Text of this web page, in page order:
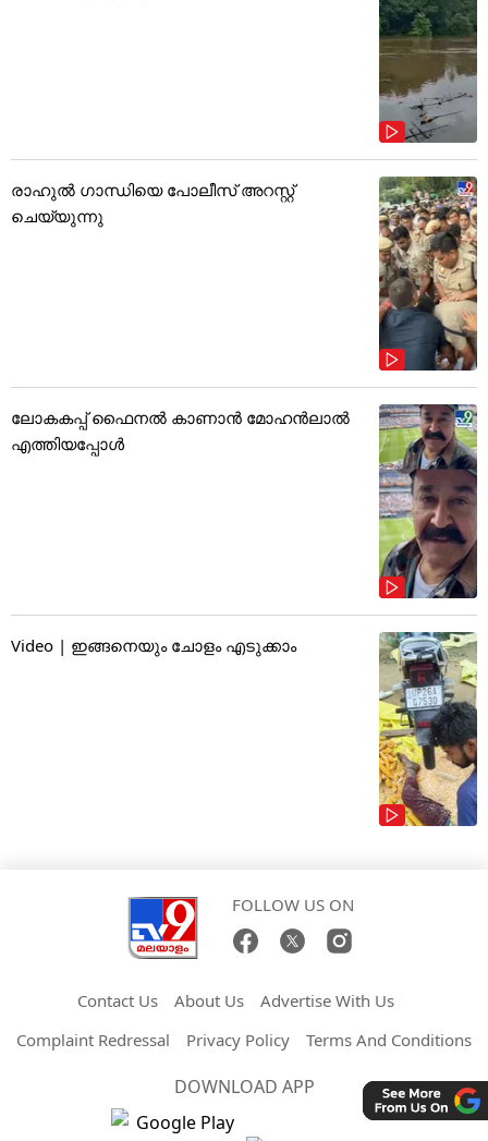
രാഹുൽ ഗാന്ധിയെ പോലീസ് അറസ്റ്റ്
ചെയ്യുന്നു
ലോകകപ്പ് ഫൈനൽ കാണാൻ മോഹൻലാൽ
എത്തിയപ്പോൾ
Video | ഇങ്ങനെയും ചോളം എടുക്കാം
FOLLOW US ON
Contact Us About Us
Advertise With Us
Complaint Redressal
Privacy Policy Terms And Conditions
DOWNLOAD APP